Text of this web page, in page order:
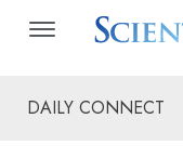
DAILY CONNECT